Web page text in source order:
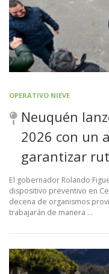
OPERATIVO NIEVE
Neuquén
2026 con un
garantizar
El gobernador Rolando
dispositivo preventivo en
decena de organismos
trabajarán de manera …